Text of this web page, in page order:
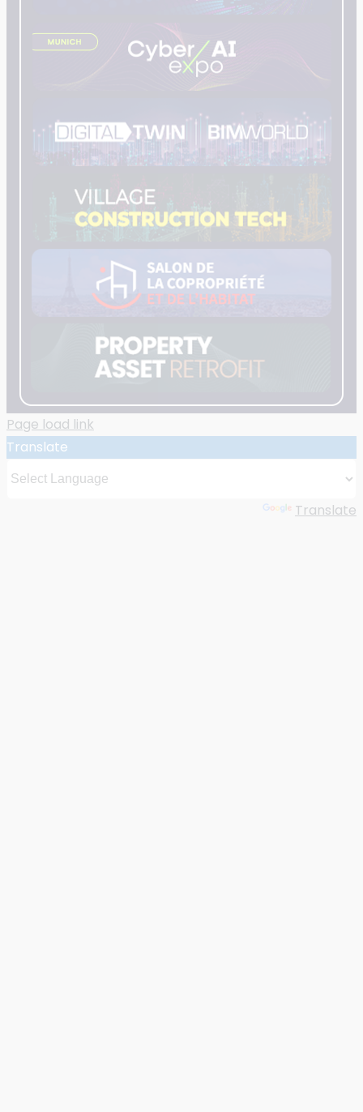
Page load link
Translate
Translate